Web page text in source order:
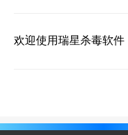
欢迎使用瑞星杀毒软件